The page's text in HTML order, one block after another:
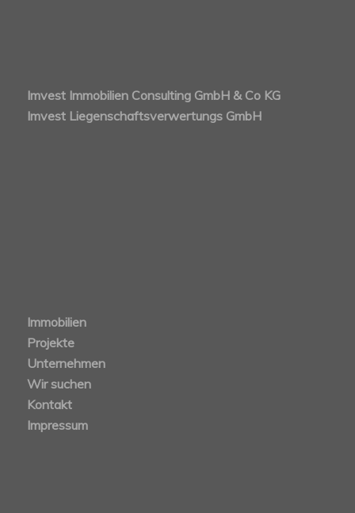
Imvest Immobilien Consulting GmbH & Co KG
Imvest Liegenschaftsverwertungs GmbH
Immobilien
Projekte
Unternehmen
Wir suchen
Kontakt
Impressum